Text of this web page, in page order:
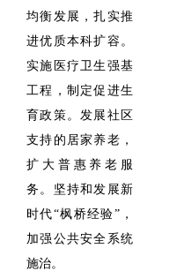
均衡发展，扎实推
进优质本科扩容。
实施医疗卫生强基
工程，制定促进生
育政策。发展社区
支持的居家养老，
扩大普惠养老服
务。坚持和发展新
时代“枫桥经验”，
加强公共安全系统
施治。